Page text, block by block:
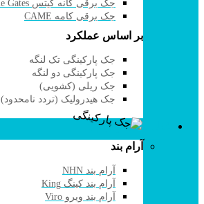
جک برقی کانه گیتس Kone Gates
جک برقی کامه CAME
بر اساس عملکرد
جک پارکینگی تک لنگه
جک پارکینگی دو لنگه
جک ریلی (کشویی)
جک هیدرولیک (تردد نامحدود)
قفل برقی و آرام بند
آرام بند
آرام بند NHN
آرام بند کینگ King
آرام بند ویرو Viro